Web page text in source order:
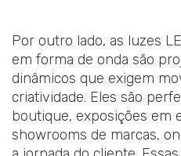
Por outro lado, as luzes
em forma de onda são
dinâmicos que exigem
criatividade. Eles são
boutique, exposições em
showrooms de marcas,